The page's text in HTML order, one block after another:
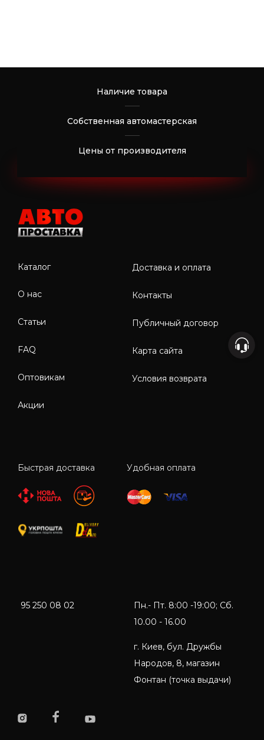
Наличие товара
Собственная автомастерская
Цены от производителя
Каталог
О нас
Статьи
FAQ
Оптовикам
Акции
Доставка и оплата
Контакты
Публичный договор
Карта сайта
Условия возврата
Быстрая доставка Удобная оплата
95 250 08 02
Пн.- Пт. 8:00 -19:00; Сб.
10.00 - 16.00
г. Киев, бул. Дружбы
Народов, 8, магазин
Фонтан (точка выдачи)